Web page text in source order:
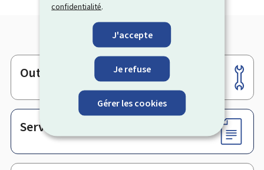
confidentialité.
J'accepte
Je refuse
Gérer les cookies
Pied
de
page
Outils
Services en ligne & Formulaires